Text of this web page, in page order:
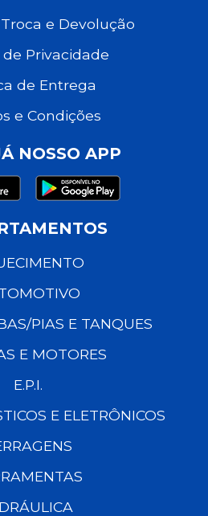
e Devolução
Privacidade
de Entrega
e Condições
NOSSO APP
PIAS E TANQUES
E MOTORES
E.P.I.
E ELETRÔNICOS